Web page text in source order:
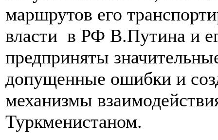
маршрутов его
власти в РФ В.Путина и
предприняты
допущенные ошибки и
механизмы
Туркменистаном.